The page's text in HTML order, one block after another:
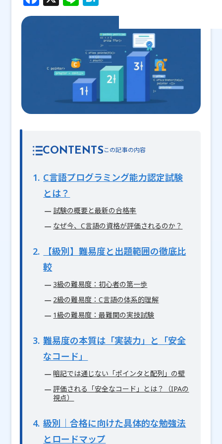
a
b
o
k
n at
e
n
a
CONTENTS
1 C言語プログラミング能力認定試験
とは？
試験の概要と最新の合格率
なぜ今、C言語の資格が評価されるのか？
2
【級別】難易度と出題範囲の徹底比
較
3級の難易度：初心者の第一歩
2級の難易度：C言語の体系的理解
1級の難易度：最難関の実技試験
3 難易度の本質は「実装力」と「安全
なコード」
暗記では通じない「ポインタと配列」の壁
評価される「安全なコード」とは？（IPAの
視点）
4 級別｜合格に向けた具体的な勉強法
とロードマップ